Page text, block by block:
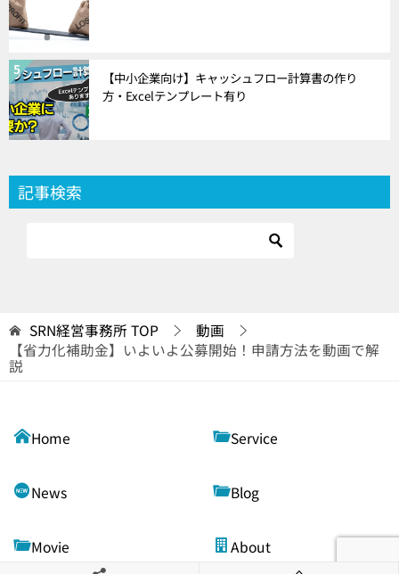
【中小企業向け】キャッシュフロー計算書の作り
方・Excelテンプレート有り
記事検索
SRN経営事務所TOP
動画
【省力化補助金】いよいよ公募開始！申請方法を動画で解
説
Home Service
News Blog
Movie About